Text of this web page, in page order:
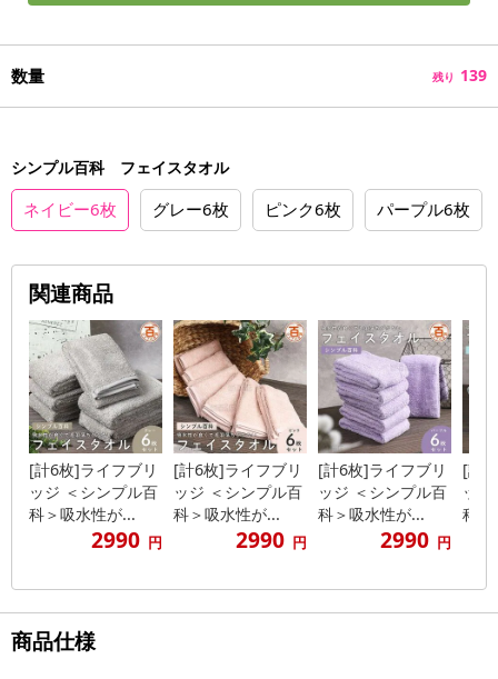
数量 残り 139
シンプル百科 フェイスタオル
ネイビー6枚 グレー6枚 ピンク6枚 パープル6枚
関連商品
[計6枚]ライフブリ
ッジ ＜シンプル百
科＞吸水性が...
2990 円
[計6枚]ライフブリ
ッジ ＜シンプル百
科＞吸水性が...
2990 円
[計6枚]ライフブリ
ッジ ＜シンプル百
科＞吸水性が...
2990 円
[計6
ッ
科＞
商品仕様